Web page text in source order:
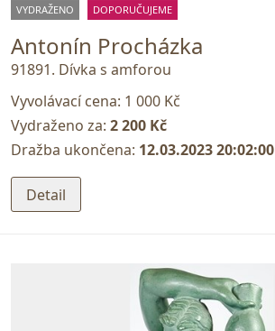
VYDRAŽENO DOPORUČUJEME
Antonín Procházka
91891. Dívka s amforou
Vyvolávací cena: 1 000 Kč
Vydraženo za: 2 200 Kč
Dražba ukončena: 12.03.2023 20:02:00
Detail